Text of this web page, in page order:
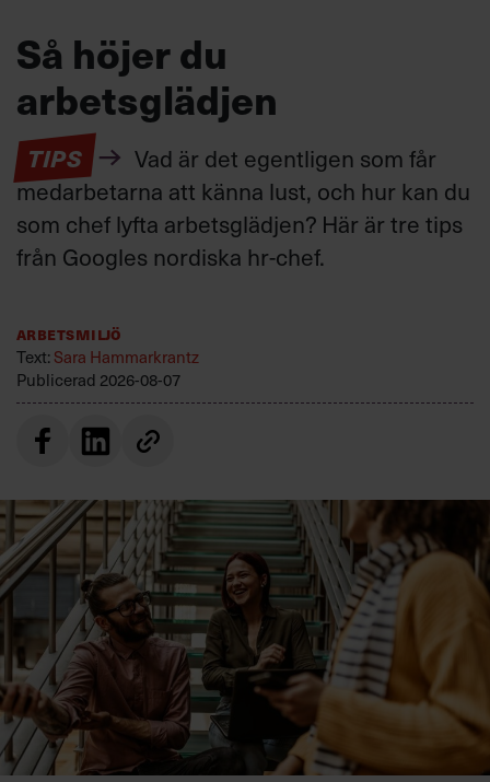
Så höjer du
arbetsglädjen
TIPS
Vad är det egentligen som får
medarbetarna att känna lust, och hur kan du
som chef lyfta arbetsglädjen? Här är tre tips
från Googles nordiska hr-chef.
Arbetsmiljö
Text:Sara Hammarkrantz
Publicerad 2026-08-07